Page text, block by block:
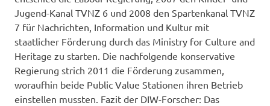
Jugend-Kanal TVNZ 6 und 2008 den Spartenkanal TVNZ
7 für Nachrichten, Information und Kultur mit
staatlicher Förderung durch das Ministry for Culture and
Heritage zu starten. Die nachfolgende konservative
Regierung strich 2011 die Förderung zusammen,
woraufhin beide Public Value Stationen ihren Betrieb
einstellen mussten. Fazit der DIW-Forscher: Das